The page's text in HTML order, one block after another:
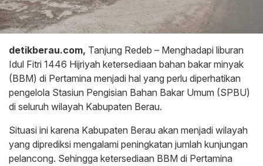
detikberau.com, Tanjung Redeb – Menghadapi liburan
Idul Fitri 1446 Hijriyah ketersediaan bahan bakar minyak
(BBM) di Pertamina menjadi hal yang perlu diperhatikan
pengelola Stasiun Pengisian Bahan Bakar Umum (SPBU)
di seluruh wilayah Kabupaten Berau.
Situasi ini karena Kabupaten Berau akan menjadi wilayah
yang diprediksi mengalami peningkatan jumlah kunjungan
pelancong. Sehingga ketersediaan BBM di Pertamina